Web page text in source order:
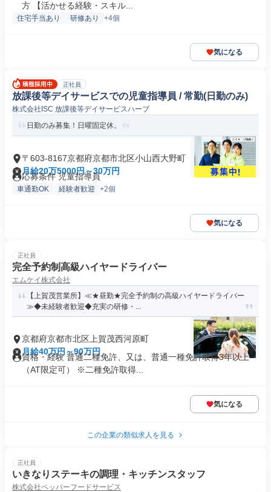
方 【活かせる経験・スキル...
住宅手当あり 研修あり +4個
気になる
正社員
放課後等デイサービスでの児童指導員 / 常勤(日勤のみ)
株式会社ISC 放課後等デイサービスハーブ
日勤のみ募集！日曜固定休。
〒603-8167京都府京都市北区小山西大野町
月給20万5000円～30万円
応募条件 児童指導員
車通勤OK 経験者歓迎 +2個
気になる
正社員
完全予約制高級ハイヤードライバー
エムケイ株式会社
【上賀茂営業所】≪★昼勤★完全予約制の高級ハイヤードライバー
≫◆未経験者歓迎◆充実の研修・...
京都府京都市北区上賀茂西河原町
月給40万円～90万円
資格・経験 普通二種免許、又は、普通一種免許取得3年以上
（AT限定可） ※二種免許取得...
気になる
この企業の類似求人を見る
正社員
いきなりステーキの調理・キッチンスタッフ
株式会社ペッパーフードサービス